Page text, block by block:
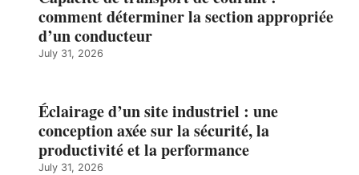
comment déterminer la section appropriée
d’un conducteur
July 31, 2026
Éclairage d’un site industriel : une
conception axée sur la sécurité, la
productivité et la performance
July 31, 2026